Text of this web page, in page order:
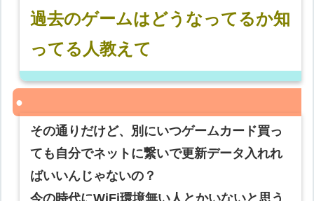
過去のゲームはどうなってるか知
ってる人教えて
その通りだけど、別にいつゲームカード買っ
ても自分でネットに繋いで更新データ入れれ
ばいいんじゃないの？